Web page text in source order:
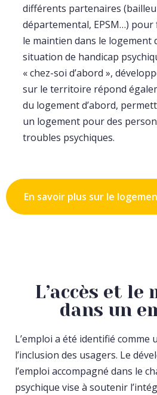
différents partenaires
départemental, EPSM…) pour
le maintien dans le logement
situation de handicap
« chez-soi d’abord »,
sur le territoire répond
du logement d’abord,
un logement pour des
troubles psychiques.
En savoir plus sur le
L’accès et
dans un
L’emploi a été identifié
l’inclusion des usagers. Le
l’emploi accompagné dans le
psychique vise à soutenir